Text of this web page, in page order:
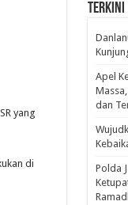
yang
di
Terkini
Apel
dan
Polda